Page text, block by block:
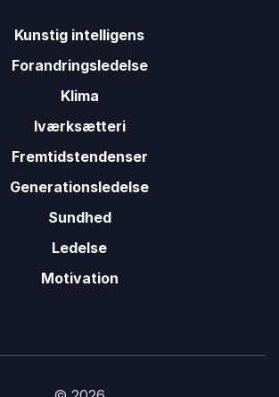
Kunstig intelligens
Forandringsledelse
Klima
Iværksætteri
Fremtidstendenser
Generationsledelse
Sundhed
Ledelse
Motivation